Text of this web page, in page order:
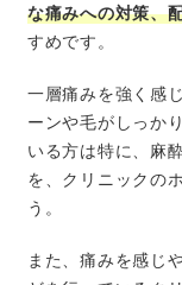
な痛みへの対策、
すめです。
一層痛みを強く感
ーンや毛がしっか
いる方は特に、麻
を、クリニックの
う。
また、痛みを感じ